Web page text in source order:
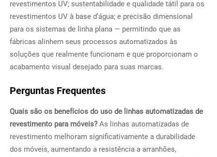
revestimentos UV; sustentabilidade e qualidade tátil para os
revestimentos UV à base d’água; e precisão dimensional
para os sistemas de linha plana — permitindo que as
fábricas alinhem seus processos automatizados às
soluções que realmente funcionam e que proporcionam o
acabamento visual desejado para suas marcas.
Perguntas Frequentes
Quais são os benefícios do uso de linhas automatizadas de
revestimento para móveis? As linhas automatizadas de
revestimento melhoram significativamente a durabilidade
dos móveis, aumentando a resistência a arranhões,